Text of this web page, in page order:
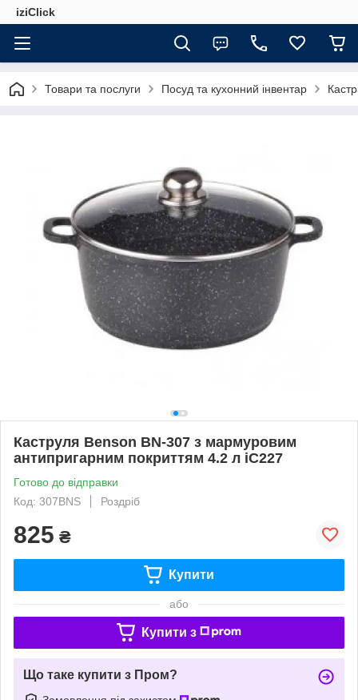
iziClick
Товари та послуги Посуд та кухонний інвентар
Каструля Benson BN-307 з мармуровим
антипригарним покриттям 4.2 л iC227
Готово до відправки
Код: 307BNS
Роздріб
825 ₴
Купити
або
Купити з
Що таке купити з Пром?